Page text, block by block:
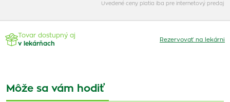
Uvedené ceny platia iba pre internetový predaj
Tovar dostupný aj
v lekárňach
Rezervovať na lekárni
Môže sa vám hodiť